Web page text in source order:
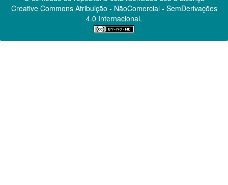
Creative CommonsAtribuição - NãoComercial - SemDerivações
4.0 Internacional.